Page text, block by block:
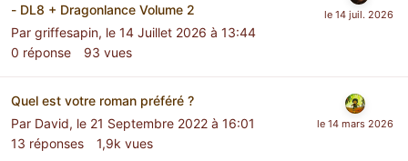
- DL8 + Dragonlance Volume 2
Par griffesapin, le 14 Juillet 2026 à 13:44
0 réponse 93 vues
Quel est votre roman préféré ?
Par David, le 21 Septembre 2022 à 16:01
13 réponses 1,9k vues